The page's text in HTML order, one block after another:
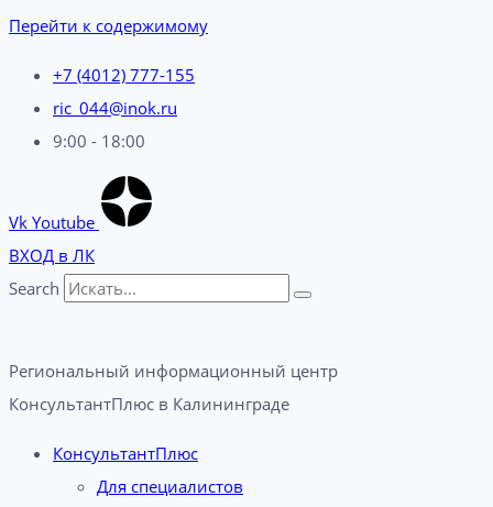
Перейти к содержимому
+7 (4012) 777-155
ric_044@inok.ru
9:00 - 18:00
Vk Youtube
ВХОД в ЛК
Search
Региональный информационный центр
КонсультантПлюс в Калининграде​
КонсультантПлюс
Для специалистов